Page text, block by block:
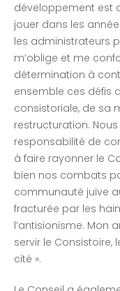
développement est
jouer dans les
les administrateurs
m’oblige et me
détermination à
ensemble ces défis
consistoriale, de sa
restructuration.
responsabilité de
à faire rayonner le
bien nos combats
communauté juive
fracturée par les
l’antisionisme. Mon
servir le Consistoire,
cité ».